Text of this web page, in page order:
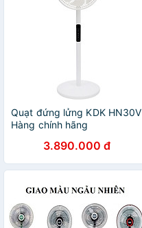
Quạt đứng lửng KDK HN30V
Hàng chính hãng
3.890.000 đ